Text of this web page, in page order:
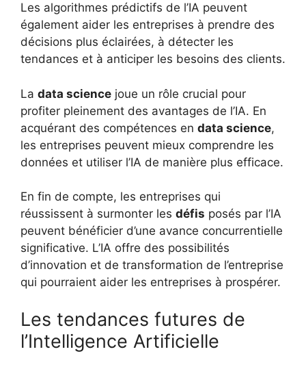
Les algorithmes prédictifs de l’IA peuvent
également aider les entreprises à prendre des
décisions plus éclairées, à détecter les
tendances et à anticiper les besoins des clients.
La data science joue un rôle crucial pour
profiter pleinement des avantages de l’IA. En
acquérant des compétences en data science,
les entreprises peuvent mieux comprendre les
données et utiliser l’IA de manière plus efficace.
En fin de compte, les entreprises qui
réussissent à surmonter les défis posés par l’IA
peuvent bénéficier d’une avance concurrentielle
significative. L’IA offre des possibilités
d’innovation et de transformation de l’entreprise
qui pourraient aider les entreprises à prospérer.
Les tendances futures de
l’Intelligence Artificielle